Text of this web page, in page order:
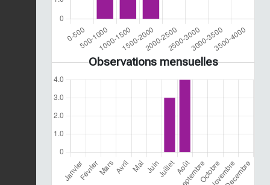
Observations mensuelles